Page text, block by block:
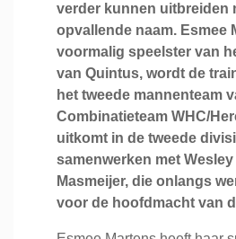
verder kunnen uitbreiden
opvallende naam. Esmee
voormalig speelster van
van Quintus, wordt de
het tweede mannenteam
Combinatieteam WHC/
uitkomt in de tweede
samenwerken met
Masmeijer, die onlangs
voor de hoofdmacht van